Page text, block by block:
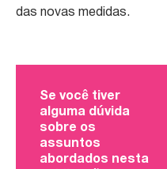
das novas medidas.
Se você tiver
alguma dúvida
sobre os
assuntos
abordados nesta